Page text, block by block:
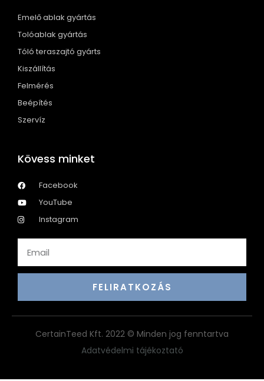
Emelő ablak gyártás
Tolóablak gyártás
Tóló teraszajtó gyárts
Kiszállítás
Felmérés
Beépítés
Szervíz
Kövess minket
Facebook
YouTube
Instagram
FELIRATKOZÁS
CertainTeed Kft. 2022 © Minden jog fenntartva
Adatvédelmi tájékoztató